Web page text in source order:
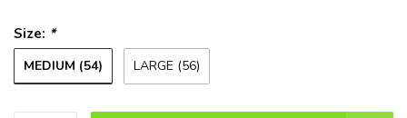
Size: *
MEDIUM (54) LARGE (56)